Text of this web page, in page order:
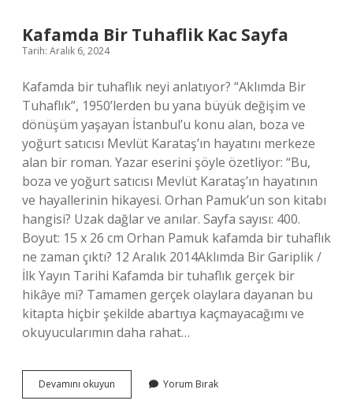
Kafamda Bir Tuhaflik Kac Sayfa
Tarih: Aralık 6, 2024
Kafamda bir tuhaflık neyi anlatıyor? “Aklımda Bir
Tuhaflık”, 1950’lerden bu yana büyük değişim ve
dönüşüm yaşayan İstanbul’u konu alan, boza ve
yoğurt satıcısı Mevlüt Karataş’ın hayatını merkeze
alan bir roman. Yazar eserini şöyle özetliyor: “Bu,
boza ve yoğurt satıcısı Mevlüt Karataş’ın hayatının
ve hayallerinin hikayesi. Orhan Pamuk’un son kitabı
hangisi? Uzak dağlar ve anılar. Sayfa sayısı: 400.
Boyut: 15 x 26 cm Orhan Pamuk kafamda bir tuhaflık
ne zaman çıktı? 12 Aralık 2014Aklımda Bir Gariplik /
İlk Yayın Tarihi Kafamda bir tuhaflık gerçek bir
hikâye mi? Tamamen gerçek olaylara dayanan bu
kitapta hiçbir şekilde abartıya kaçmayacağımı ve
okuyucularımın daha rahat…
Devamını okuyun Kafamda
Bir
Yorum Bırak